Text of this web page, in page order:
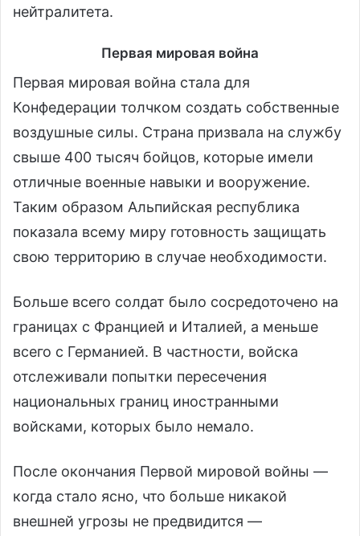
нейтралитета.
Первая мировая война
Первая мировая война стала для
Конфедерации толчком создать собственные
воздушные силы. Страна призвала на службу
свыше 400 тысяч бойцов, которые имели
отличные военные навыки и вооружение.
Таким образом Альпийская республика
показала всему миру готовность защищать
свою территорию в случае необходимости.
Больше всего солдат было сосредоточено на
границах с Францией и Италией, а меньше
всего с Германией. В частности, войска
отслеживали попытки пересечения
национальных границ иностранными
войсками, которых было немало.
После окончания Первой мировой войны —
когда стало ясно, что больше никакой
внешней угрозы не предвидится —